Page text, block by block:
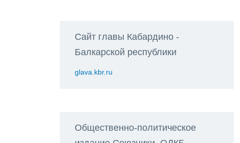
Сайт главы Кабардино -
Балкарской республики
glava.kbr.ru
Общественно-политическое